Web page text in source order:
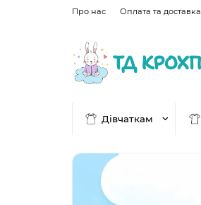
Про нас Оплата та доставка
Дівчаткам